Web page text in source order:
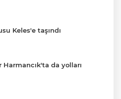
Keles'e taşındı
Harmancık'ta da yolları